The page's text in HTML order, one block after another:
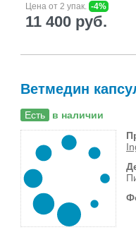
Цена от 2 упак. -4%
11 400 руб.
Ветмедин
Есть в наличии